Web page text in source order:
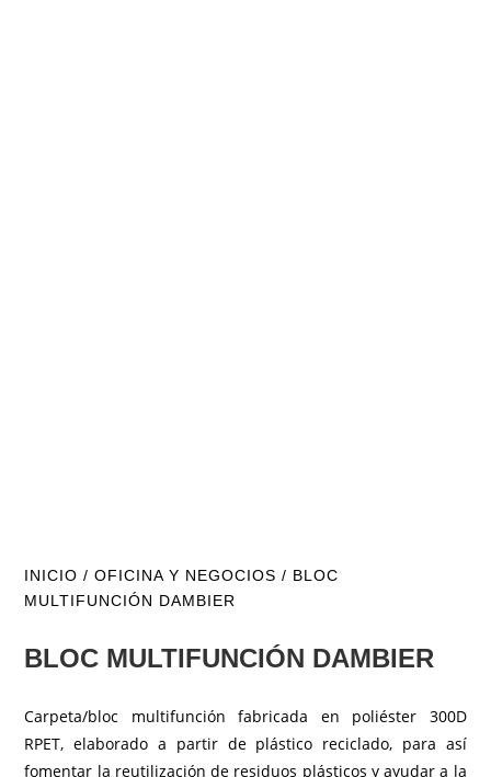
INICIO /OFICINA Y NEGOCIOS / BLOC
MULTIFUNCIÓN DAMBIER
BLOC MULTIFUNCIÓN DAMBIER
Carpeta/bloc multifunción fabricada en poliéster 300D
RPET, elaborado a partir de plástico reciclado, para así
fomentar la reutilización de residuos plásticos y ayudar a la